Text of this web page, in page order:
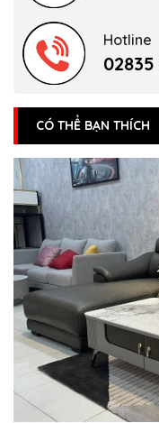
Hotline
02835
CÓ THỂ BẠN THÍCH